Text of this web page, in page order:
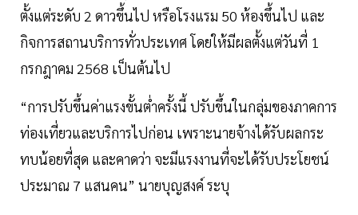
ตั้งแต่ระดับ 2 ดาวขึ้นไป หรือโรงแรม 50 ห้องขึ้นไป และ
กิจการสถานบริการทั่วประเทศ โดยให้มีผลตั้งแต่วันที่ 1
กรกฎาคม 2568 เป็นต้นไป
“การปรับขึ้นค่าแรงขั้นต่ำครั้งนี้ ปรับขึ้นในกลุ่มของภาคการ
ท่องเที่ยวและบริการไปก่อน เพราะนายจ้างได้รับผลกระ
ทบน้อยที่สุด และคาดว่า จะมีแรงงานที่จะได้รับประโยชน์
ประมาณ 7 แสนคน” นายบุญสงค์ ระบุ